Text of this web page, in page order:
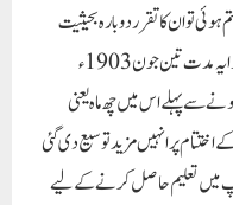
تو ان کا تقرر دوبارہ بحیثیت
اسسٹنٹ پروفیسر ( انگریزی ) گورنمنٹ کالج میں ہوا یہ مدت تین جون 1903ء
ختم ہونے سے پہلے اس میں چھ ماہ یعنی
کے اختتام پر انہیں مزید توسیع دی گئی
میں تعلیم حاصل کرنے کے لیے